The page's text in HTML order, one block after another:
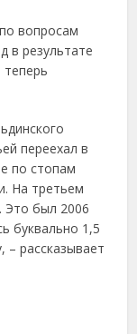
вопросам
в результате
переехал в
по стопам
На третьем
Это был 2006
буквально 1,5
– рассказывает